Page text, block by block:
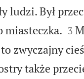
ludzi. Był
miasteczka.
3
zwyczajny
także